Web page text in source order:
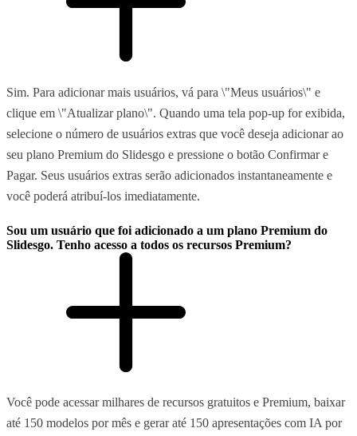
Sim. Para adicionar mais usuários, vá para \"Meus usuários\" e
clique em \"Atualizar plano\". Quando uma tela pop-up for exibida,
selecione o número de usuários extras que você deseja adicionar ao
seu plano Premium do Slidesgo e pressione o botão Confirmar e
Pagar. Seus usuários extras serão adicionados instantaneamente e
você poderá atribuí-los imediatamente.
Sou um usuário que foi adicionado a um plano Premium do
Slidesgo. Tenho acesso a todos os recursos Premium?
Você pode acessar milhares de recursos gratuitos e Premium, baixar
até 150 modelos por mês e gerar até 150 apresentações com IA por